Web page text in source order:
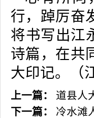
行，踔厉奋
将书写出江
诗篇，在共
大印记。
上一篇：
道县人
下一篇：
冷水滩